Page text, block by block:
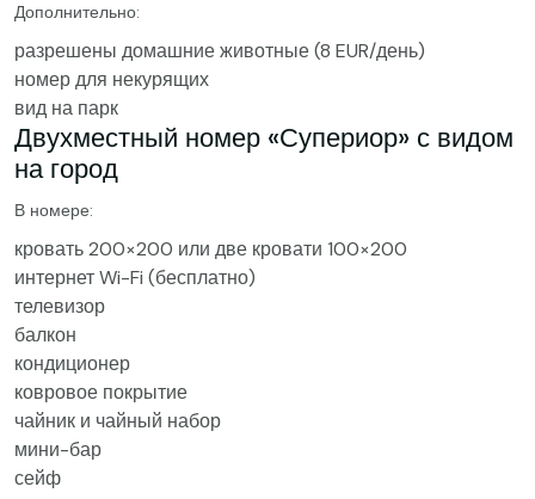
Дополнительно:
разрешены домашние животные (8 EUR/день)
номер для некурящих
вид на парк
Двухместный номер «Супериор» с видом
на город
В номере:
кровать 200×200 или две кровати 100×200
интернет Wi-Fi (бесплатно)
телевизор
балкон
кондиционер
ковровое покрытие
чайник и чайный набор
мини-бар
сейф